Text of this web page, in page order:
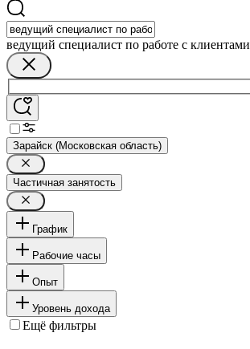
ведущий специалист по работе с клиентами
Зарайск (Московская область)
Частичная занятость
График
Рабочие часы
Опыт
Уровень дохода
Ещё фильтры